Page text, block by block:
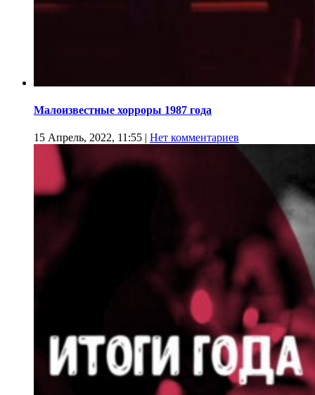
Малоизвестные хорроры 1987 года
15 Апрель, 2022, 11:55 | Нет комментариев